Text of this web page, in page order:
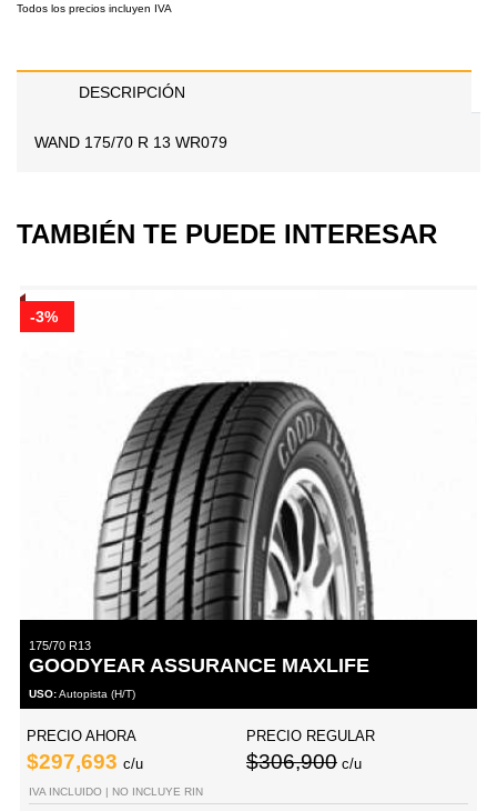
Todos los precios incluyen IVA
DESCRIPCIÓN
WAND 175/70 R 13 WR079
TAMBIÉN TE PUEDE INTERESAR
-3%
175/70 R13
GOODYEAR ASSURANCE MAXLIFE
USO:Autopista (H/T)
PRECIO AHORA
$297,693 c/u
PRECIO REGULAR
$306,900 c/u
IVA INCLUIDO | NO INCLUYE RIN